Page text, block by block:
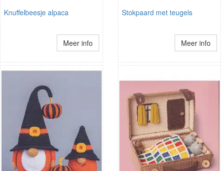
Knuffelbeesje alpaca
Meer info
Stokpaard met teugels
Meer info